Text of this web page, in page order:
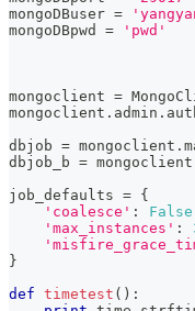
mongoDBuser =
mongoDBpwd = 'pwd'
mongoclient =
mongoclient . admin .
dbjob = mongoclient .
dbjob_b = mongoclient
job_defaults = {
'coalesce' : False
'max_instances' :
}
def timetest ( ) :